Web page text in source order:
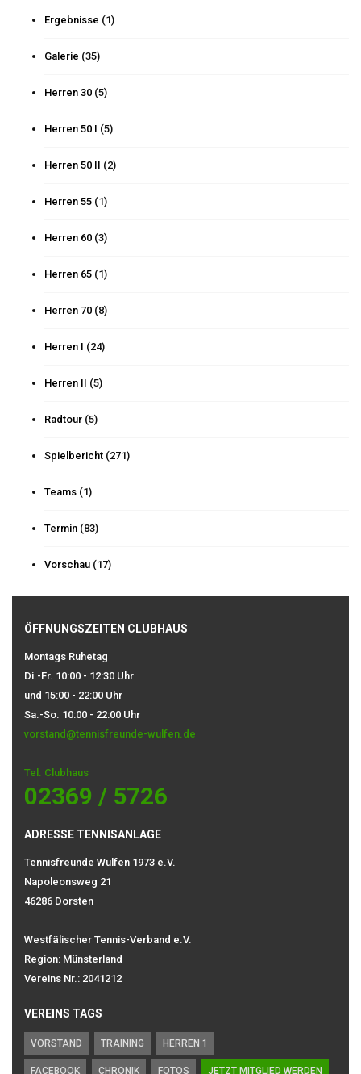
Ergebnisse (1)
Galerie (35)
Herren 30 (5)
Herren 50 I (5)
Herren 50 II (2)
Herren 55 (1)
Herren 60 (3)
Herren 65 (1)
Herren 70 (8)
Herren I (24)
Herren II (5)
Radtour (5)
Spielbericht (271)
Teams (1)
Termin (83)
Vorschau (17)
ÖFFNUNGSZEITEN CLUBHAUS
Montags Ruhetag
Di.-Fr. 10:00 - 12:30 Uhr
und 15:00 - 22:00 Uhr
Sa.-So. 10:00 - 22:00 Uhr
vorstand@tennisfreunde-wulfen.de
Tel. Clubhaus
02369 / 5726
ADRESSE TENNISANLAGE
Tennisfreunde Wulfen 1973 e.V.
Napoleonsweg 21
46286 Dorsten
Westfälischer Tennis-Verband e.V.
Region: Münsterland
Vereins Nr.: 2041212
VEREINS TAGS
VORSTAND TRAINING HERREN 1
FACEBOOK CHRONIK FOTOS JETZT MITGLIED WERDEN